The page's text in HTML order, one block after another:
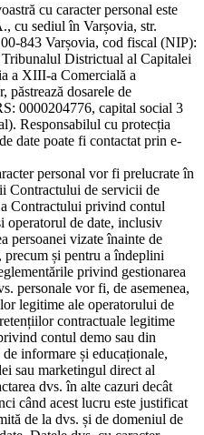
cu caracter personal este
cu sediul în Varșovia, str.
843 Varșovia, cod fiscal (NIP):
Districtual al Capitalei
a XIII-a Comercială a
păstrează dosarele de
0000204776, capital social 3
Responsabilul cu protecția
date poate fi contactat prin e-
personal vor fi prelucrate în
Contractului de servicii de
Contractului privind contul
operatorul de date, inclusiv
persoanei vizate înainte de
precum și pentru a îndeplini
privind gestionarea
personale vor fi, de asemenea,
legitime ale operatorului de
contractuale legitime
contul demo sau din
informare și educaționale,
sau marketingul direct al
dvs. în alte cazuri decât
când acest lucru este justificat
de la dvs. și de domeniul de